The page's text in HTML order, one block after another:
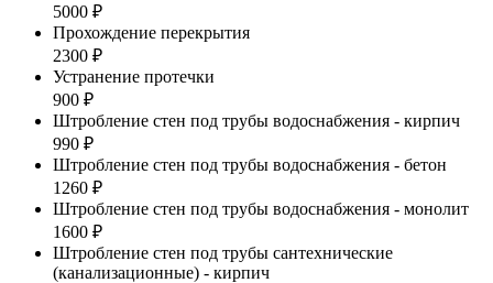
5000 ₽
Прохождение перекрытия
2300 ₽
Устранение протечки
900 ₽
Штробление стен под трубы водоснабжения - кирпич
990 ₽
Штробление стен под трубы водоснабжения - бетон
1260 ₽
Штробление стен под трубы водоснабжения - монолит
1600 ₽
Штробление стен под трубы сантехнические
(канализационные) - кирпич